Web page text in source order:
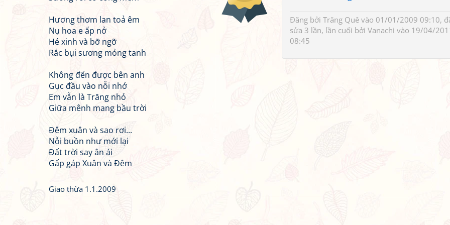
Đăng bởi Trăng Quê vào 01/01/2009 09:10,
sửa 3 lần, lần cuối bởi Vanachi vào 19/04/
08:45
Hương thơm lan toả êm
Nụ hoa e ấp nở
Hé xinh và bỡ ngỡ
Rắc bụi sương mỏng tanh
Không đến được bên anh
Gục đầu vào nỗi nhớ
Em vẫn là Trăng nhỏ
Giữa mênh mang bầu trời
Đêm xuân và sao rơi...
Nỗi buồn như mới lại
Đất trời say ân ái
Gấp gáp Xuân và Đêm
Giao thừa 1.1.2009